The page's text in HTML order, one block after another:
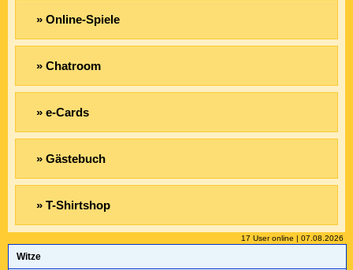
» Online-Spiele
» Chatroom
» e-Cards
» Gästebuch
» T-Shirtshop
17 User online | 07.08.2026
Witze